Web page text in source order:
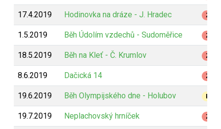
17.4.2019 Hodinovka na dráze - J. Hradec Z
1.5.2019 Běh Údolím vzdechů - Sudoměřice Z
18.5.2019 Běh na Kleť - Č. Krumlov Z
8.6.2019 Dačická 14 Z
19.6.2019 Běh Olympijského dne - Holubov B
19.7.2019 Neplachovský hrníček Z